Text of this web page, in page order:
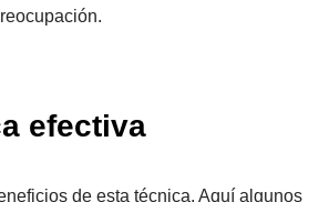
efectiva
de esta técnica. Aquí algunos